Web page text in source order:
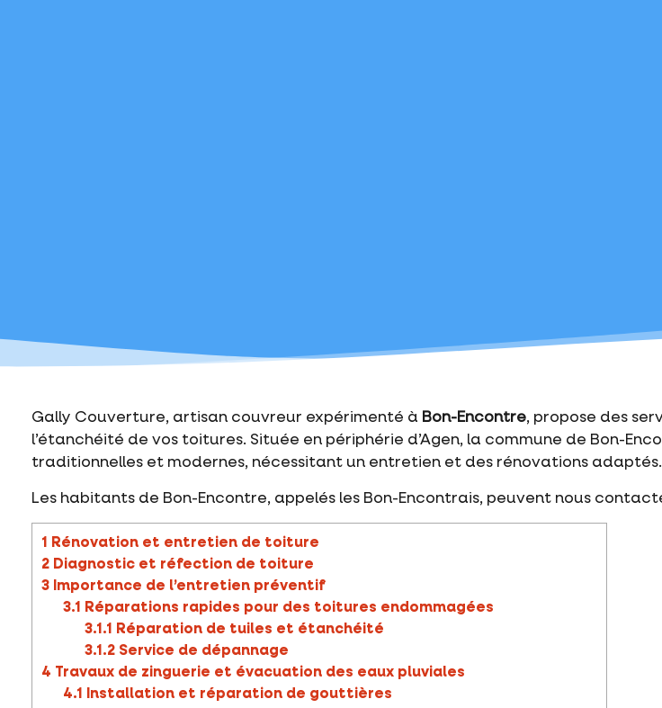
Gally Couverture, artisan couvreur expérimenté à Bon-Encontre, propose des
l’étanchéité de vos toitures. Située en périphérie d’Agen, la commune de Bon-
traditionnelles et modernes, nécessitant un entretien et des rénovations adaptés.
Les habitants de Bon-Encontre, appelés les Bon-Encontrais, peuvent nous
1
Rénovation et entretien de toiture
2 Diagnostic et réfection de toiture
3 Importance de l’entretien préventif
3.1
Réparations rapides pour des toitures endommagées
3.1.1
Réparation de tuiles et étanchéité
3.1.2 Service de dépannage
4 Travaux de zinguerie et évacuation des eaux pluviales
4.1
Installation et réparation de gouttières